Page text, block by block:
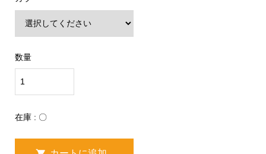
数量
在庫 : 〇